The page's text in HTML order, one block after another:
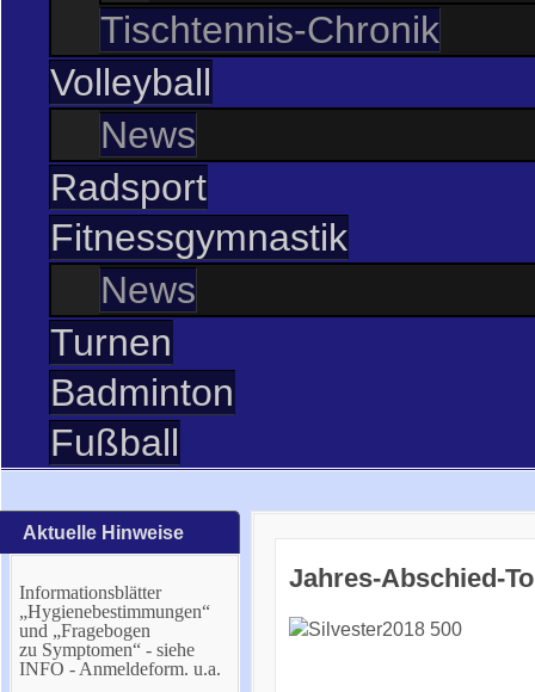
Tischtennis-Chronik
Volleyball
News
Radsport
Fitnessgymnastik
News
Turnen
Badminton
Fußball
Aktuelle Hinweise
Informationsblätter
„Hygienebestimmungen“
und „Fragebogen
zu Symptomen“ - siehe
INFO - Anmeldeform. u.a.
Jahres-Abschied-